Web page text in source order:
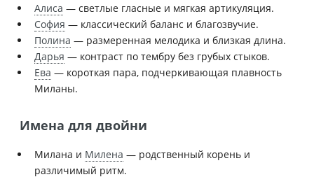
Алиса — светлые гласные и мягкая артикуляция.
София — классический баланс и благозвучие.
Полина — размеренная мелодика и близкая длина.
Дарья — контраст по тембру без грубых стыков.
Ева — короткая пара, подчеркивающая плавность
Миланы.
Имена для двойни
Милана и Милена — родственный корень и
различимый ритм.